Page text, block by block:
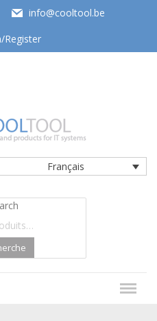
info@cooltool.be
Register
Français